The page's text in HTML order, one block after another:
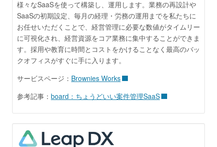
様々なSaaSを使って構築し、運用します。業務の再設計や
SaaSの初期設定、毎月の経理・労務の運用までを私たちに
お任せいただくことで、経営管理に必要な数値がタイムリー
に可視化され、経営資源をコア業務に集中することができま
す。採用や教育に時間とコストをかけることなく最高のバッ
クオフィスがすぐに手に入ります。
サービスページ： Brownies Works
参考記事： board：ちょうどいい案件管理SaaS